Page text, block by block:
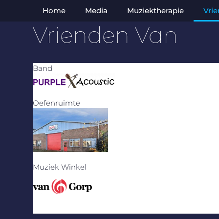
Home Media Muziektherapie
Vrienden Van
Band
Oefenruimte
Muziek Winkel